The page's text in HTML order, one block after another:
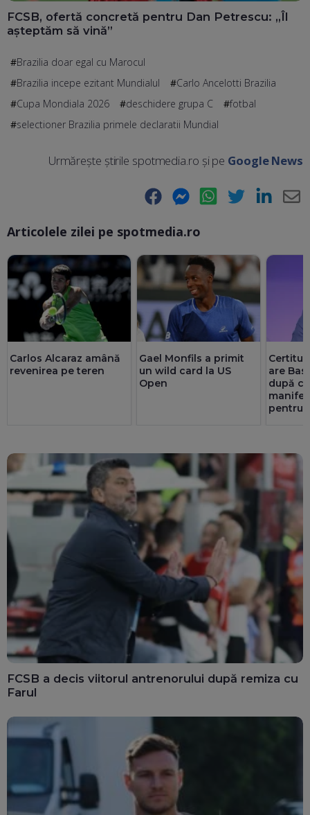
FCSB, ofertă concretă pentru Dan Petrescu: „Îl
așteptăm să vină”
Brazilia doar egal cu Marocul
Brazilia incepe ezitant Mundialul
Carlo Ancelotti Brazilia
Cupa Mondiala 2026
deschidere grupa C
fotbal
selectioner Brazilia primele declaratii Mundial
Urmărește știrile spotmedia.ro și pe Google News
Facebook Messenger WhatsApp Twitter LinkedIn
Articolele zilei pe spotmedia.ro
Carlos Alcaraz amână
revenirea pe teren
Gael Monfils a primit
un wild card la US
Open
are
după
pentru
FCSB a decis viitorul antrenorului după remiza cu
Farul